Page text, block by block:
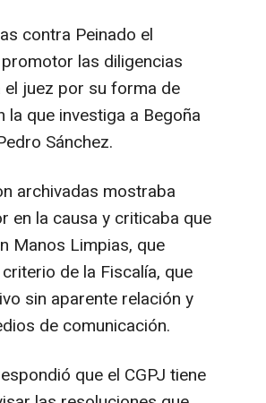
contra Peinado el
las diligencias
juez por su forma de
que investiga a Begoña
Sánchez.
archivadas mostraba
en la causa y criticaba que
Manos Limpias, que
de la Fiscalía, que
sin aparente relación y
de comunicación.
que el CGPJ tiene